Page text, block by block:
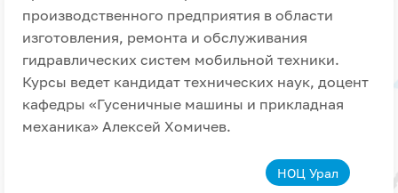
производственного предприятия в области
изготовления, ремонта и обслуживания
гидравлических систем мобильной техники.
Курсы ведет кандидат технических наук, доцент
кафедры «Гусеничные машины и прикладная
механика» Алексей Хомичев.
НОЦ Урал